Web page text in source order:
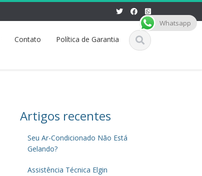
Contato Política de Garantia
Artigos recentes
Seu Ar-Condicionado Não Está
Gelando?
Assistência Técnica Elgin
Whatsapp